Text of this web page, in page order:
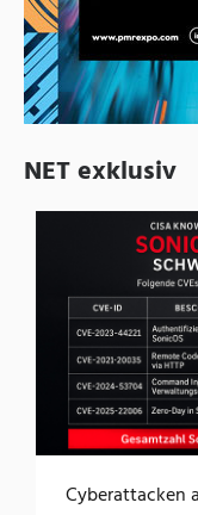
NET exklusiv
Cyberattacken